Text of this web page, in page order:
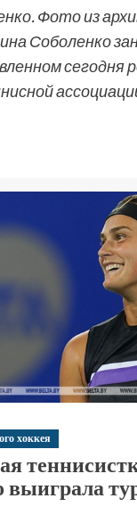
Фото из
Соболенко
сегодня
хоккея
выиграла